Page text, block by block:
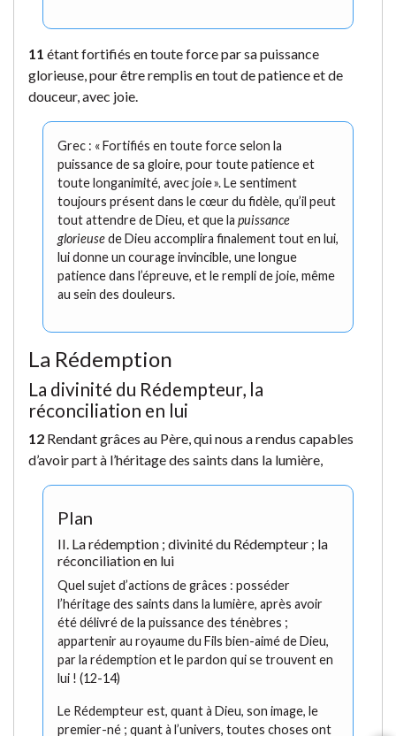
11 étant fortifiés en toute force par sa puissance
glorieuse, pour être remplis en tout de patience et de
douceur, avec joie.
Grec : « Fortifiés en toute force selon la
puissance de sa gloire, pour toute patience et
toute longanimité, avec joie ». Le sentiment
toujours présent dans le cœur du fidèle, qu’il peut
tout attendre de Dieu, et que la puissance
glorieusede Dieu accomplira finalement tout en lui,
lui donne un courage invincible, une longue
patience dans l’épreuve, et le rempli de joie, même
au sein des douleurs.
La Rédemption
La divinité du Rédempteur, la
réconciliation en lui
12 Rendant grâces au Père, qui nous a rendus capables
d’avoir part à l’héritage des saints dans la lumière,
Plan
II. La rédemption ; divinité du Rédempteur ; la
réconciliation en lui
Quel sujet d’actions de grâces : posséder
l’héritage des saints dans la lumière, après avoir
été délivré de la puissance des ténèbres ;
appartenir au royaume du Fils bien-aimé de Dieu,
par la rédemption et le pardon qui se trouvent en
lui ! (12-14)
Le Rédempteur est, quant à Dieu, son image, le
premier-né ; quant à l’univers, toutes choses ont